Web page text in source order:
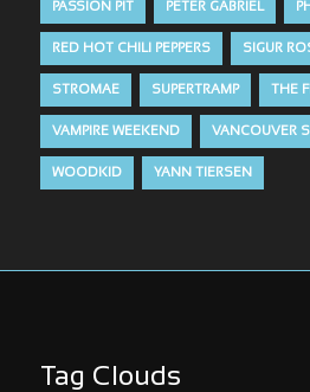
PASSION PIT PETER GABRIEL
RED HOT CHILI PEPPERS SIGUR
STROMAE SUPERTRAMP THE
VAMPIRE WEEKEND VANCOUVER
WOODKID YANN TIERSEN
Tag Clouds